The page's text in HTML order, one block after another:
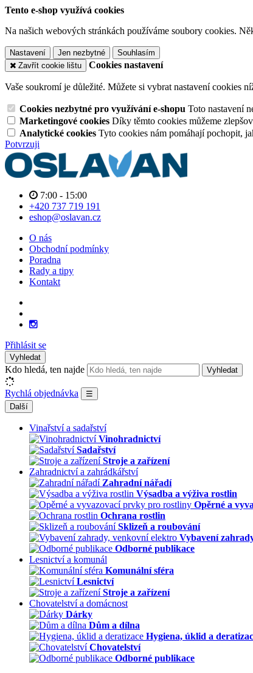
Tento e-shop využívá cookies
Na našich webových stránkách používáme soubory cookies.
Nastavení Jen nezbytné
Souhlasím
Zavřít cookie lištu
Cookies nastavení
Vaše soukromí je důležité. Můžete si vybrat nastavení cookies
Cookies nezbytné pro využívání e-shopu Toto nastavení
Marketingové cookies Díky těmto cookies můžeme
Analytické cookies Tyto cookies nám pomáhají pochopit,
Potvrzuji
7:00 - 15:00
+420 737 719 191
eshop@oslavan.cz
O nás
Obchodní podmínky
Poradna
Rady a tipy
Kontakt
Přihlásit se
Vyhledat
Kdo hledá, ten najde Vyhledat
Rychlá objednávka
☰
Další
Vinařství a sadařství
Vinohradnictví
Sadařství
Stroje a zařízení
Zahradnictví a zahrádkářství
Zahradní nářadí
Výsadba a výživa rostlin
Opěrné a
Ochrana rostlin
Sklizeň a roubování
Vybavení
Odborné publikace
Lesnictví a komunál
Komunální sféra
Lesnictví
Stroje a zařízení
Chovatelství a domácnost
Dárky
Dům a dílna
Hygiena, úklid a
Chovatelství
Odborné publikace